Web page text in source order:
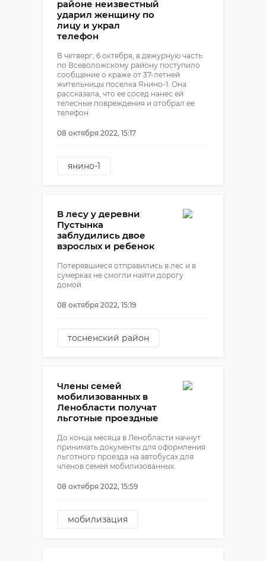
районе неизвестный
ударил женщину по
лицу и украл
телефон
В четверг, 6 октября, в дежурную часть
по Всеволожскому району поступило
сообщение о краже от 37-летней
жительницы поселка Янино-1. Она
рассказала, что ее сосед нанес ей
телесные повреждения и отобрал ее
телефон.
08 октября 2022, 15:17
янино-1
В лесу у деревни
Пустынка
заблудились двое
взрослых и ребенок
Потерявшиеся отправились в лес и в
сумерках не смогли найти дорогу
домой.
08 октября 2022, 15:19
тосненский район
аварийно-спасательная
служба
Члены семей
мобилизованных в
Ленобласти получат
льготные проездные
До конца месяца в Ленобласти начнут
принимать документы для оформления
льготного проезда на автобусах для
членов семей мобилизованных.
08 октября 2022, 15:59
мобилизация